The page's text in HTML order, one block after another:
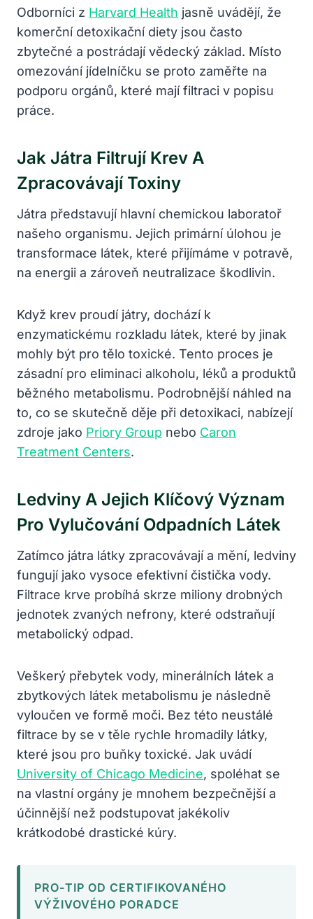
Odborníci z Harvard Health jasně uvádějí, že
komerční detoxikační diety jsou často
zbytečné a postrádají vědecký základ. Místo
omezování jídelníčku se proto zaměřte na
podporu orgánů, které mají filtraci v popisu
práce.
Jak Játra Filtrují Krev A
Zpracovávají Toxiny
Játra představují hlavní chemickou laboratoř
našeho organismu. Jejich primární úlohou je
transformace látek, které přijímáme v potravě,
na energii a zároveň neutralizace škodlivin.
Když krev proudí játry, dochází k
enzymatickému rozkladu látek, které by jinak
mohly být pro tělo toxické. Tento proces je
zásadní pro eliminaci alkoholu, léků a produktů
běžného metabolismu. Podrobnější náhled na
to, co se skutečně děje při detoxikaci, nabízejí
zdroje jako Priory Group nebo Caron
Treatment Centers.
Ledviny A Jejich Klíčový Význam
Pro Vylučování Odpadních Látek
Zatímco játra látky zpracovávají a mění, ledviny
fungují jako vysoce efektivní čistička vody.
Filtrace krve probíhá skrze miliony drobných
jednotek zvaných nefrony, které odstraňují
metabolický odpad.
Veškerý přebytek vody, minerálních látek a
zbytkových látek metabolismu je následně
vyloučen ve formě moči. Bez této neustálé
filtrace by se v těle rychle hromadily látky,
které jsou pro buňky toxické. Jak uvádí
University of Chicago Medicine, spoléhat se
na vlastní orgány je mnohem bezpečnější a
účinnější než podstupovat jakékoliv
krátkodobé drastické kúry.
PRO-TIP OD CERTIFIKOVANÉHO
VÝŽIVOVÉHO PORADCE